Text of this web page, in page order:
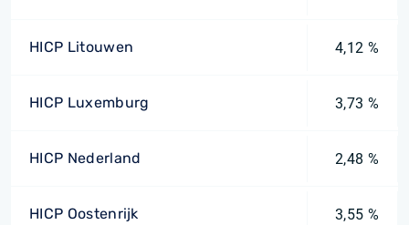
HICP Litouwen 4,12 %
HICP Luxemburg 3,73 %
HICP Nederland 2,48 %
HICP Oostenrijk 3,55 %